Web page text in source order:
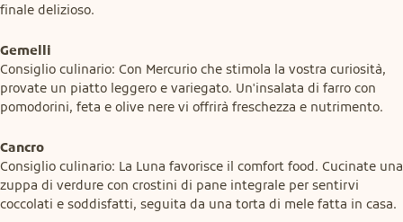
finale delizioso.
Gemelli
Consiglio culinario: Con Mercurio che stimola la vostra curiosità,
provate un piatto leggero e variegato. Un'insalata di farro con
pomodorini, feta e olive nere vi offrirà freschezza e nutrimento.
Cancro
Consiglio culinario: La Luna favorisce il comfort food. Cucinate una
zuppa di verdure con crostini di pane integrale per sentirvi
coccolati e soddisfatti, seguita da una torta di mele fatta in casa.